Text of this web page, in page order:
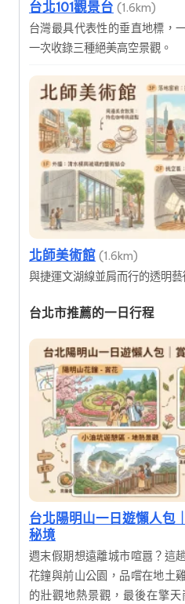
台北101觀景台 (1.6km)
台灣最具代表性的垂直地標，
一次收錄三種絕美高空景觀。
北師美術館 (1.6km)
與捷運文湖線並肩而行的透明
台北市推薦的一日行程
台北陽明山一日遊懶人包
秘境
週末假期想遠離城市喧囂？這
花鐘與前山公園，品嚐在地土
的壯觀地熱景觀，最後在擎